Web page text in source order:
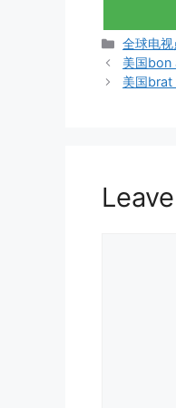
全球电
美国bon
美国